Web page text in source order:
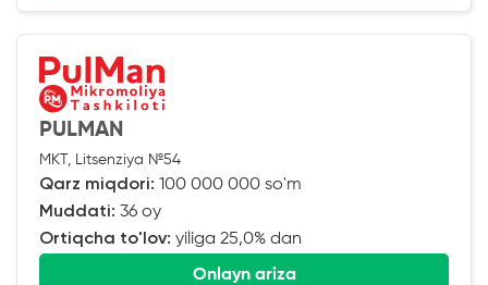
PULMAN
MKT, Litsenziya №54
Qarz miqdori: 100 000 000 so'm
Muddati: 36 oy
Ortiqcha to'lov: yiliga 25,0% dan
Onlayn ariza